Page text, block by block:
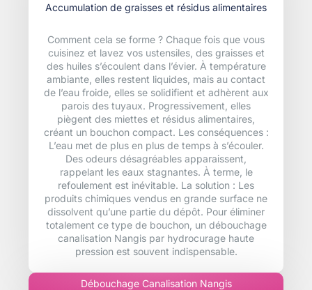
Accumulation de graisses et résidus alimentaires
Comment cela se forme ? Chaque fois que vous
cuisinez et lavez vos ustensiles, des graisses et
des huiles s’écoulent dans l’évier. À température
ambiante, elles restent liquides, mais au contact
de l’eau froide, elles se solidifient et adhèrent aux
parois des tuyaux. Progressivement, elles
piègent des miettes et résidus alimentaires,
créant un bouchon compact. Les conséquences :
L’eau met de plus en plus de temps à s’écouler.
Des odeurs désagréables apparaissent,
rappelant les eaux stagnantes. À terme, le
refoulement est inévitable. La solution : Les
produits chimiques vendus en grande surface ne
dissolvent qu’une partie du dépôt. Pour éliminer
totalement ce type de bouchon, un débouchage
canalisation Nangis par hydrocurage haute
pression est souvent indispensable.
Débouchage Canalisation Nangis